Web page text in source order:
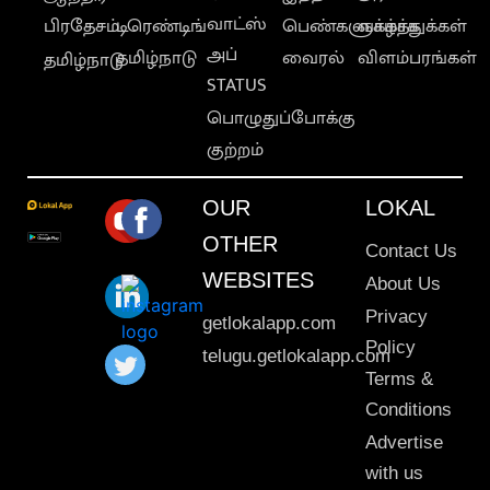
பிரதேசம்
தமிழ்நாடு
டிரெண்டிங்
தமிழ்நாடு
வாட்ஸ்
அப்
STATUS
பொழுதுப்போக்கு
குற்றம்
பெண்களுக்காக
வைரல்
வாழ்த்துக்கள்
விளம்பரங்கள்
OUR
OTHER
WEBSITES
getlokalapp.com
telugu.getlokalapp.com
LOKAL
Contact Us
About Us
Privacy
Policy
Terms &
Conditions
Advertise
with us